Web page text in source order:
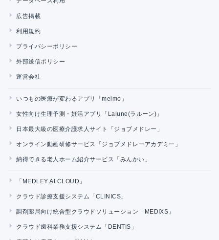
広告掲載
利用規約
プライバシーポリシー
外部送信ポリシー
運営会社
いつもの医療が変わるアプリ「melmo」
女性向け生理予測・妊活アプリ「Lalune(ラルーン)」
日本最大級の医療介護求人サイト「ジョブメドレー」
オンライン動画研修サービス「ジョブメドレーアカデミー」
納得できる老人ホーム紹介サービス「みんかい」
「MEDLEY AI CLOUD」
クラウド診療支援システム「CLINICS」
調剤薬局向け統合型クラウドソリューション「MEDIXS」
クラウド歯科業務支援システム「DENTIS」